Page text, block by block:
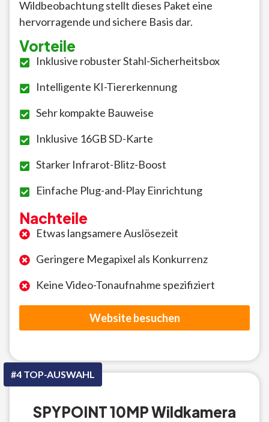
Wildbeobachtung stellt dieses Paket eine
hervorragende und sichere Basis dar.
Vorteile
Inklusive robuster Stahl-Sicherheitsbox
Intelligente KI-Tiererkennung
Sehr kompakte Bauweise
Inklusive 16GB SD-Karte
Starker Infrarot-Blitz-Boost
Einfache Plug-and-Play Einrichtung
Nachteile
Etwas langsamere Auslösezeit
Geringere Megapixel als Konkurrenz
Keine Video-Tonaufnahme spezifiziert
Website besuchen
#4 TOP-AUSWAHL
SPYPOINT 10MP Wildkamera